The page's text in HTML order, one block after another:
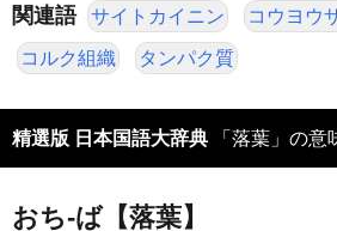
関連語 サイトカイニン コウヨウ
コルク組織 タンパク質
精選版 日本国語大辞典 「落葉」の
おち‐ば【落葉】